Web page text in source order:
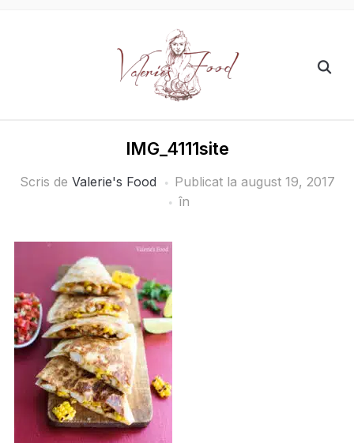
IMG_4111site
Scris de Valerie's Food Publicat la august 19, 2017
în